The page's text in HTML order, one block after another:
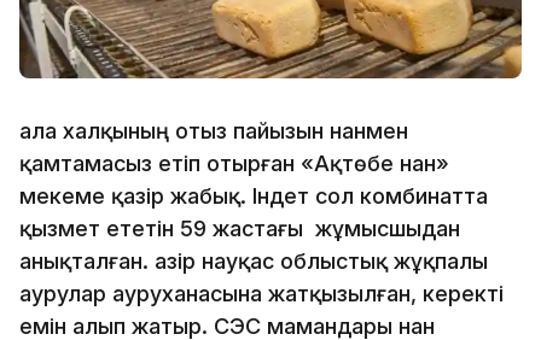
Қала халқының отыз пайызын нанмен
қамтамасыз етіп отырған «Ақтөбе нан»
мекеме қазір жабық. Індет сол комбинатта
қызмет ететін 59 жастағы жұмысшыдан
анықталған. Қазір науқас облыстық жұқпалы
аурулар ауруханасына жатқызылған, керекті
емін алып жатыр. СЭС мамандары нан